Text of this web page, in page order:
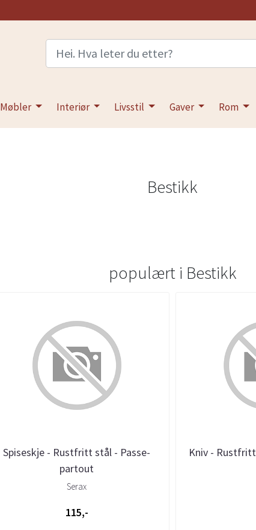
Møbler Interiør Livsstil Gaver Rom
Bestikk
populært i Bestikk
Spiseskje - Rustfritt stål - Passe-
partout
Serax
115,-
Kniv -